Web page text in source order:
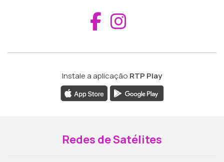
Aceder ao
Instale a aplicação RTP Play
Redes de Satélites